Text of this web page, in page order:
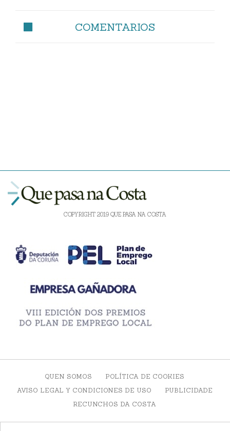
COMENTARIOS
COPYRIGHT 2019 QUE PASA NA COSTA
QUEN SOMOS
POLÍTICA DE COOKIES
AVISO LEGAL Y CONDICIONES DE USO
PUBLICIDADE
RECUNCHOS DA COSTA